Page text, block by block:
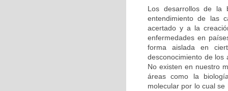
Los desarrollos de la
entendimiento de las
acertado y a la
enfermedades en
forma aislada en
desconocimiento de los
No existen en nuestro
áreas como la
molecular por lo cual